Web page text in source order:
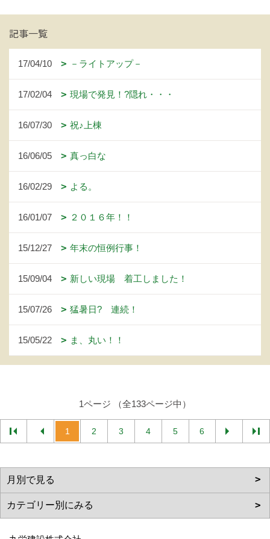
記事一覧
17/04/10 －ライトアップ－
17/02/04 現場で発見！?隠れ・・・
16/07/30 祝♪上棟
16/06/05 真っ白な
16/02/29 よる。
16/01/07 ２０１６年！！
15/12/27 年末の恒例行事！
15/09/04 新しい現場 着工しました！
15/07/26 猛暑日? 連続！
15/05/22 ま、丸い！！
1ページ （全133ページ中）
1 2 3 4 5 6